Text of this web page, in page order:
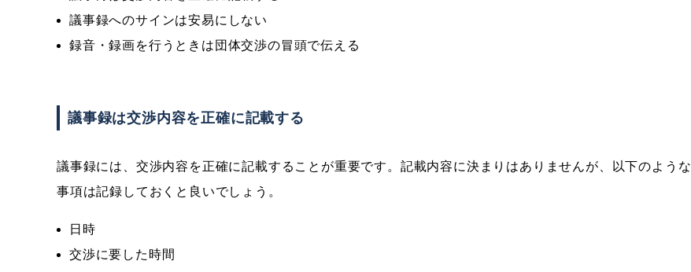
議事録へのサインは安易にしない
録音・録画を行うときは団体交渉の冒頭で伝える
議事録は交渉内容を正確に記載する
議事録には、交渉内容を正確に記載することが重要です。記載内容に決まりはありませんが、以下のような
事項は記録しておくと良いでしょう。
日時
交渉に要した時間